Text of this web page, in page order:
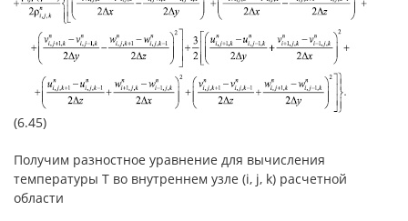
(6.45)
Получим разностное уравнение для вычисления
температуры T во внутреннем узле (i, j, k) расчетной
области